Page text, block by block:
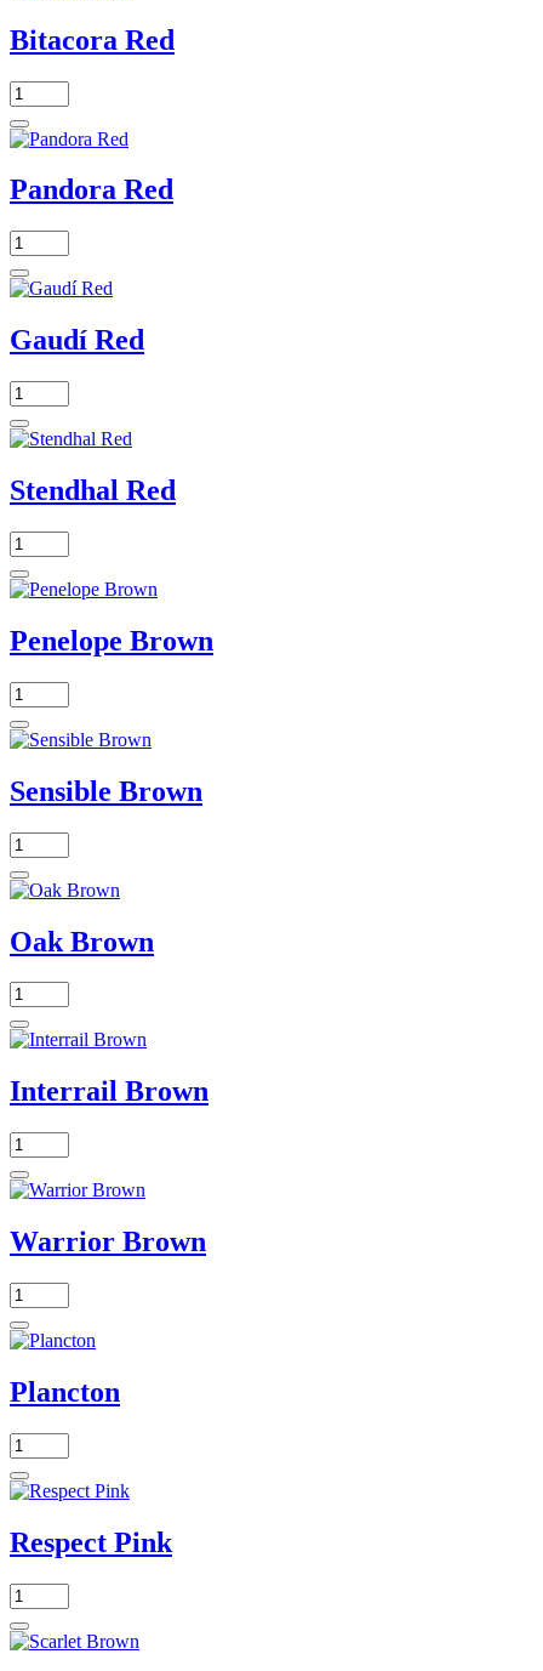
Bitacora Red
Pandora Red
Gaudí Red
Stendhal Red
Penelope Brown
Sensible Brown
Oak Brown
Interrail Brown
Warrior Brown
Plancton
Respect Pink